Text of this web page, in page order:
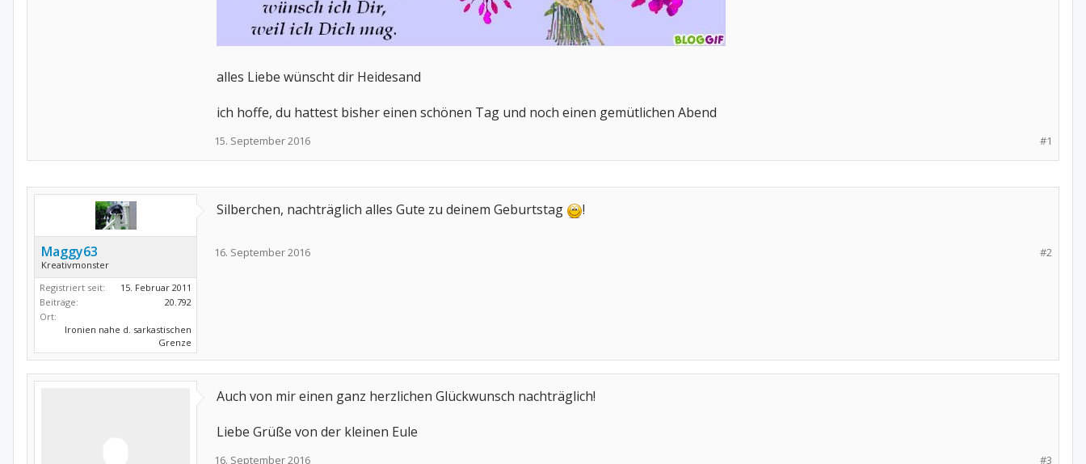
alles Liebe wünscht dir Heidesand
ich hoffe, du hattest bisher einen schönen Tag und noch einen gemütlichen Abend
#1
15. September 2016
Maggy63
Kreativmonster
Registriert seit:
15. Februar 2011
Beiträge:
20.792
Ort:
Ironien nahe d. sarkastischen
Grenze
Silberchen, nachträglich alles Gute zu deinem Geburtstag !
#2
16. September 2016
Auch von mir einen ganz herzlichen Glückwunsch nachträglich!
Liebe Grüße von der kleinen Eule
#3
16. September 2016